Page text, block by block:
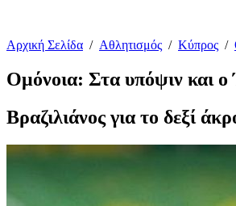
Αρχική Σελίδα / Αθλητισμός / Κύπρος /
Ομόνοια: Στα υπόψιν και ο
Βραζιλιάνος για το δεξί